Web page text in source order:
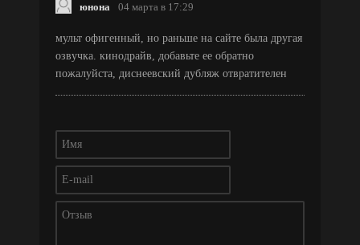
юнона 04 марта в 17:29
мульт офигенный, но раньше на сайте была другая
озвучка. кинодрайв, добавьте ее обратно
пожалуйста, диснеевский дубляж отвратителен